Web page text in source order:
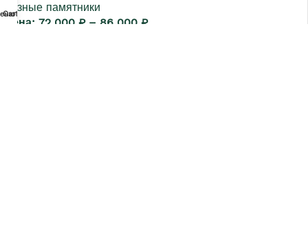
Резные памятники
72 000 ₽ – 86 000 ₽
Cart